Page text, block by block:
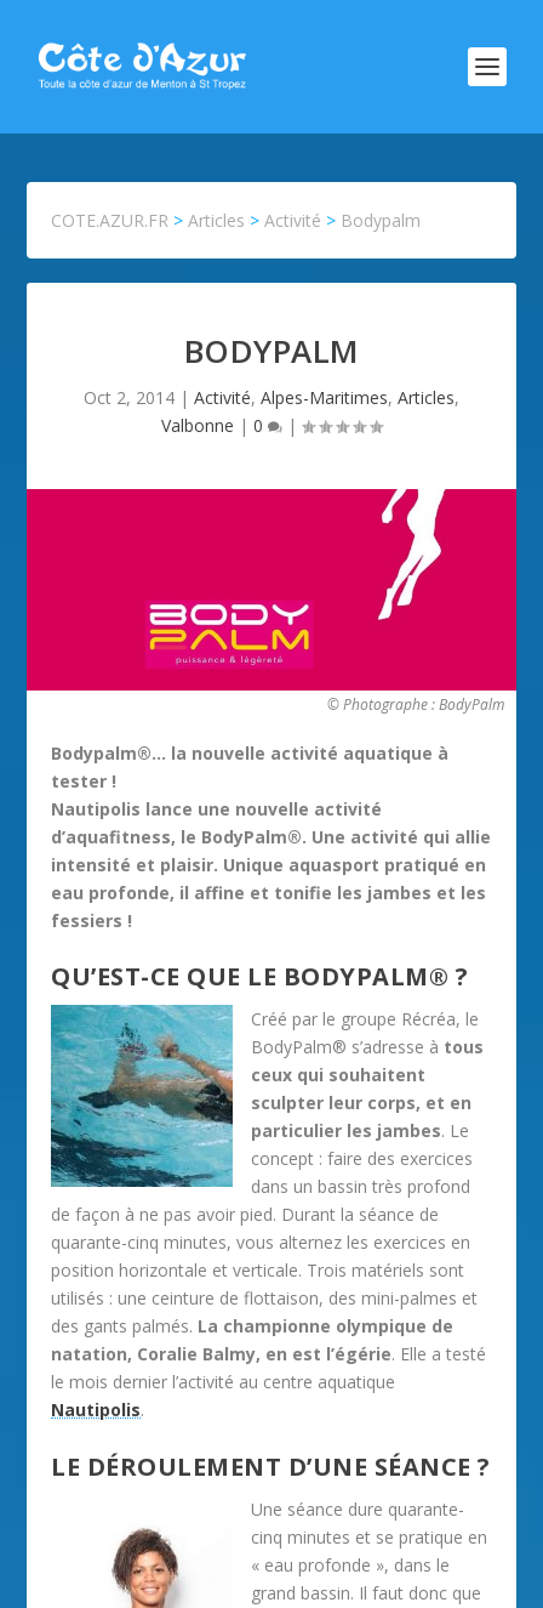
COTE.AZUR.FR >Articles >Activité > Bodypalm
BODYPALM
Oct 2, 2014 | Activité, Alpes-Maritimes, Articles,
Valbonne | 0 |
© Photographe : BodyPalm
Bodypalm®… la nouvelle activité aquatique à
tester !
Nautipolis lance une nouvelle activité
d’aquafitness, le BodyPalm®. Une activité qui allie
intensité et plaisir. Unique aquasport pratiqué en
eau profonde, il affine et tonifie les jambes et les
fessiers !
QU’EST-CE QUE LE BODYPALM® ?
Créé par le groupe Récréa, le
BodyPalm® s’adresse à tous
ceux qui souhaitent
sculpter leur corps, et en
particulier les jambes. Le
concept : faire des exercices
dans un bassin très profond
de façon à ne pas avoir pied. Durant la séance de
quarante-cinq minutes, vous alternez les exercices en
position horizontale et verticale. Trois matériels sont
utilisés : une ceinture de flottaison, des mini-palmes et
des gants palmés. La championne olympique de
natation, Coralie Balmy, en est l’égérie. Elle a testé
le mois dernier l’activité au centre aquatique
Nautipolis.
LE DÉROULEMENT D’UNE SÉANCE ?
Une séance dure quarante-
cinq minutes et se pratique en
« eau profonde », dans le
grand bassin. Il faut donc que